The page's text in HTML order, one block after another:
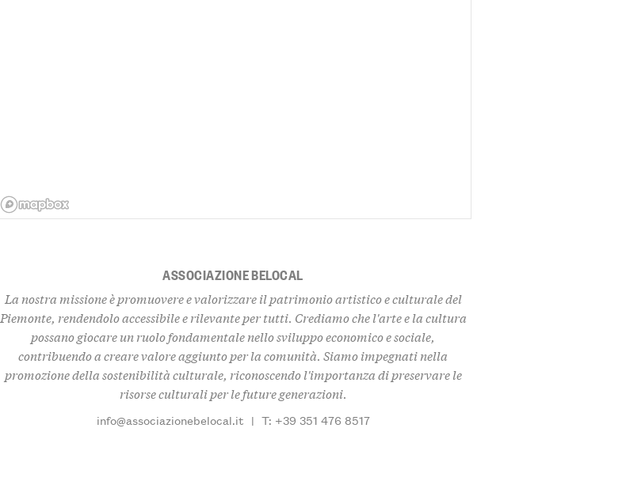
ASSOCIAZIONE BELOCAL
La nostra missione è promuovere e valorizzare il patrimonio artistico e culturale del
Piemonte, rendendolo accessibile e rilevante per tutti. Crediamo che l'arte e la cultura
possano giocare un ruolo fondamentale nello sviluppo economico e sociale,
contribuendo a creare valore aggiunto per la comunità. Siamo impegnati nella
promozione della sostenibilità culturale, riconoscendo l'importanza di preservare le
risorse culturali per le future generazioni.
info@associazionebelocal.it | T: +39 351 476 8517